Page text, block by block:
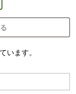
います。